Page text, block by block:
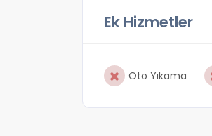
Ek Hizmetler
Oto Yıkama